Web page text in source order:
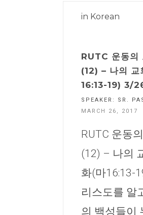
in Korean
RUTC 운동의
(12) – 나의 교
16:13-19) 3/
SPEAKER: SR.
MARCH 26, 2017
RUTC 운동
(12) – 나의
화(마16:13-
리스도를 알
의 백성들이